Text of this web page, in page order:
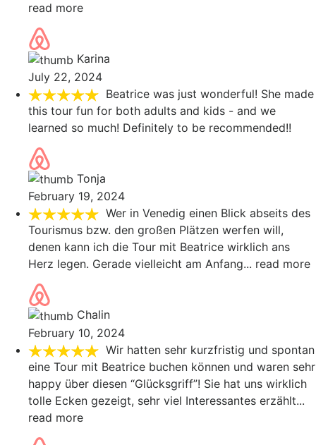
read more
Karina
July 22, 2024
Beatrice was just wonderful! She made
this tour fun for both adults and kids - and we
learned so much! Definitely to be recommended!!
Tonja
February 19, 2024
Wer in Venedig einen Blick abseits des
Tourismus bzw. den großen Plätzen werfen will,
denen kann ich die Tour mit Beatrice wirklich ans
Herz legen. Gerade vielleicht am Anfang... read more
Chalin
February 10, 2024
Wir hatten sehr kurzfristig und spontan
eine Tour mit Beatrice buchen können und waren sehr
happy über diesen “Glücksgriff”! Sie hat uns wirklich
tolle Ecken gezeigt, sehr viel Interessantes erzählt...
read more